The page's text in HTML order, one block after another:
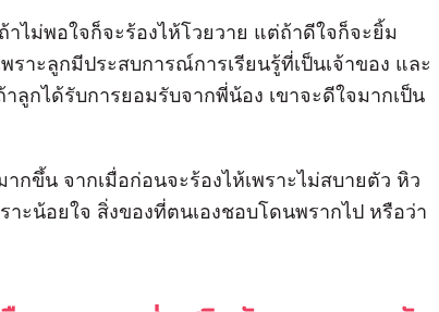
ม่พอใจก็จะร้องไห้โวยวาย แต่ถ้าดีใจก็จะยิ้ม
าะลูกมีประสบการณ์การเรียนรู้ที่เป็นเจ้าของ และ
ลูกได้รับการยอมรับจากพี่น้อง เขาจะดีใจมากเป็น
กขึ้น จากเมื่อก่อนจะร้องไห้เพราะไม่สบายตัว หิว
ะน้อยใจ สิ่งของที่ตนเองชอบโดนพรากไป หรือว่า